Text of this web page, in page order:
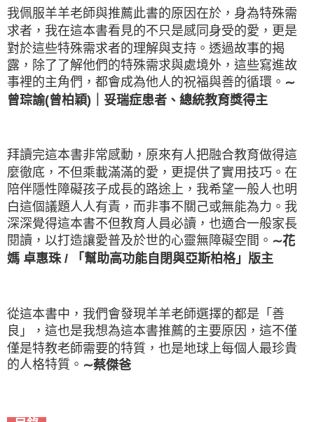
我佩服羊羊老師與推薦此書的原因在於，身為特殊需
求者，我在這本書看見的不只是感同身受的愛，更是
對於這些特殊需求者的理解與支持。透過故事的揭
露，除了了解他們的特殊需求與處境外，這些寫進故
事裡的主角們，都會成為他人的祝福與善的循環。 ∼
曾琮諭(曾柏穎)｜妥瑞症患者、總統教育獎得主
拜讀完這本書非常感動，原來有人把融合教育做得這
麼徹底，不但乘載滿滿的愛，更提供了實用技巧。在
陪伴隱性障礙孩子成長的路途上，我希望一般人也明
白這個議題人人有責，而非事不關己或無能為力。我
深深覺得這本書不但教育人員必讀，也適合一般家長
閱讀，以打造讓愛普及於世的心靈無障礙空間。 ∼花
媽 卓惠珠 / 「幫助高功能自閉與亞斯柏格」版主
從這本書中，我們會發現羊羊老師選擇的都是「善
良」，這也是我想為這本書推薦的主要原因，這不僅
僅是特教老師需要的特質，也是地球上每個人最珍貴
的人格特質。 ∼蔡傑爸